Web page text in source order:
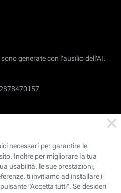
generate con l'ausilio dell'AI.